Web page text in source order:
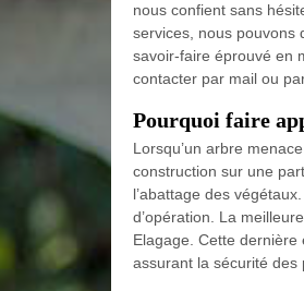
nous confient sans
services, nous pouvons
savoir-faire éprouvé en
contacter par mail ou
Pourquoi faire
Lorsqu’un arbre
construction sur une
l’abattage des
d’opération. La
Elagage. Cette dernière
assurant la sécurité des